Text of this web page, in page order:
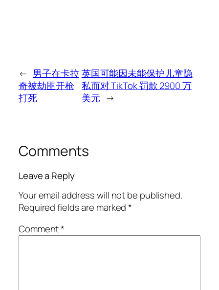
← 男子在卡拉
奇被劫匪开枪
打死
英国可能因未能保护儿童隐
私而对 TikTok 罚款 2900 万
美元 →
Comments
Leave a Reply
Your email address will not be published.
Required fields are marked*
Comment*